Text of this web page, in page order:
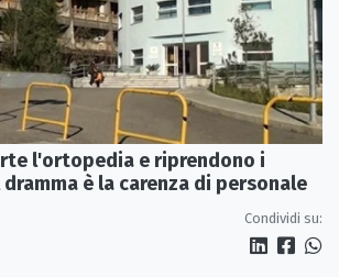
l'ortopedia e riprendono i
è la carenza di personale
Condividi su: